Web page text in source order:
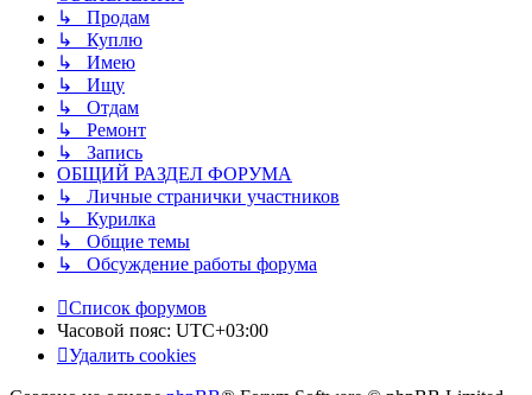
↳ Продам
↳ Куплю
↳ Имею
↳ Ищу
↳ Отдам
↳ Ремонт
↳ Запись
ОБЩИЙ РАЗДЕЛ ФОРУМА
↳ Личные странички участников
↳ Курилка
↳ Общие темы
↳ Обсуждение работы форума
Список форумов
Часовой пояс: UTC+03:00
Удалить cookies